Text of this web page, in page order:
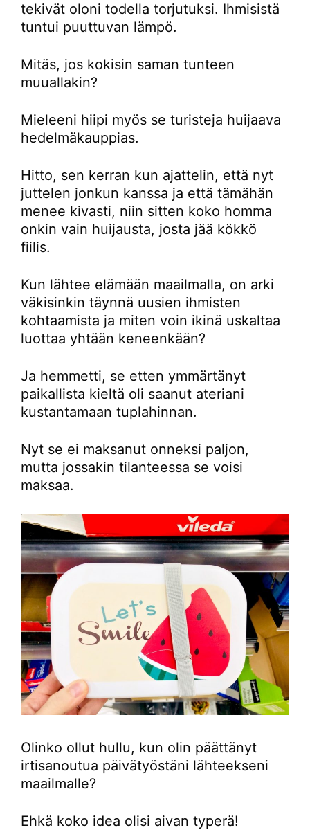
tekivät oloni todella torjutuksi. Ihmisistä
tuntui puuttuvan lämpö.
Mitäs, jos kokisin saman tunteen
muuallakin?
Mieleeni hiipi myös se turisteja huijaava
hedelmäkauppias.
Hitto, sen kerran kun ajattelin, että nyt
juttelen jonkun kanssa ja että tämähän
menee kivasti, niin sitten koko homma
onkin vain huijausta, josta jää kökkö
fiilis.
Kun lähtee elämään maailmalla, on arki
väkisinkin täynnä uusien ihmisten
kohtaamista ja miten voin ikinä uskaltaa
luottaa yhtään keneenkään?
Ja hemmetti, se etten ymmärtänyt
paikallista kieltä oli saanut ateriani
kustantamaan tuplahinnan.
Nyt se ei maksanut onneksi paljon,
mutta jossakin tilanteessa se voisi
maksaa.
Olinko ollut hullu, kun olin päättänyt
irtisanoutua päivätyöstäni lähteekseni
maailmalle?
Ehkä koko idea olisi aivan typerä!